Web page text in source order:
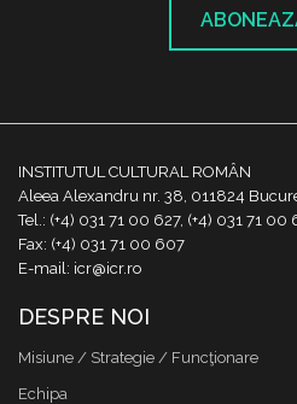
INSTITUTUL CULTURAL ROMÂN
Aleea Alexandru nr. 38, 011824
Tel.: (+4) 031 71 00 627, (+4) 031 71 00
Fax: (+4) 031 71 00 607
E-mail: icr@icr.ro
DESPRE NOI
Misiune / Strategie / Funcţionare
Echipa